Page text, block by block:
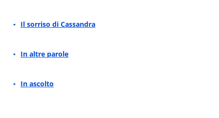
Il sorriso di Cassandra
In altre parole
In ascolto